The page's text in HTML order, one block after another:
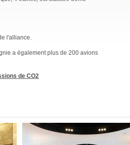
l'alliance.
a également plus de 200 avions
de CO2